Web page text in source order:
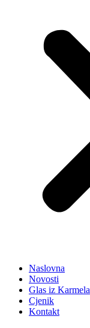
Naslovna
Novosti
Glas iz Karmela
Cjenik
Kontakt